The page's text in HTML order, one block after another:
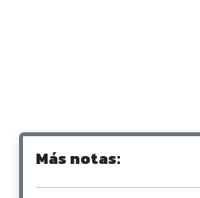
Más notas: